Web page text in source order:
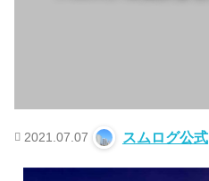
2021.07.07 スムログ公式